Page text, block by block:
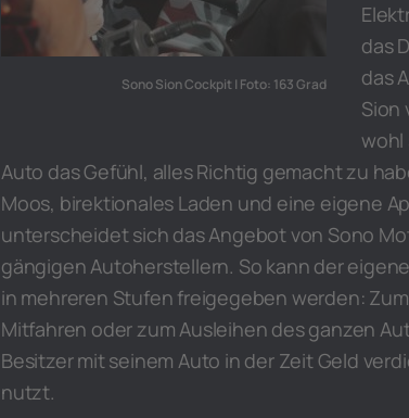
Sono Sion Cockpit | Foto: 163 Grad
das
das
Sion
wohl
Auto das Gefühl, alles Richtig gemacht zu
Moos, birektionales Laden und eine eigene
unterscheidet sich das Angebot von Sono
gängigen Autoherstellern. So kann der
in mehreren Stufen freigegeben werden:
Mitfahren oder zum Ausleihen des ganzen
Besitzer mit seinem Auto in der Zeit Geld
nutzt.